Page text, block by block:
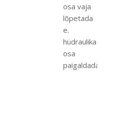
osa vaja
lõpetada
e.
hüdraulika
osa
paigaldada.